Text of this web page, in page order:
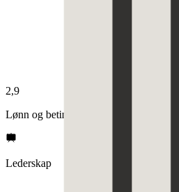
2,9
Lønn og betingelser
Lederskap